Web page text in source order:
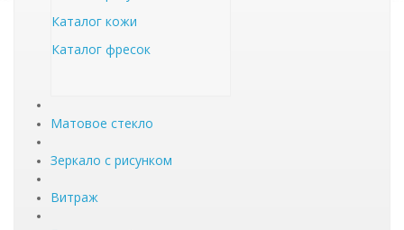
Каталог кожи
Каталог фресок
Матовое стекло
Зеркало с рисунком
Витраж